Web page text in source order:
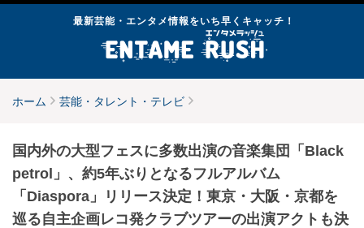
最新芸能・エンタメ情報をいち早くキャッチ！
ホーム 芸能・タレント・テレビ
国内外の大型フェスに多数出演の音楽集団「Black
petrol」、約5年ぶりとなるフルアルバム
「Diaspora」リリース決定！東京・大阪・京都を
巡る自主企画レコ発クラブツアーの出演アクトも決